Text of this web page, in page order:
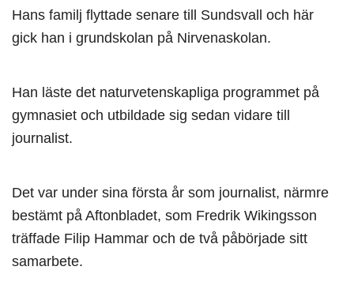
Hans familj flyttade senare till Sundsvall och här
gick han i grundskolan på Nirvenaskolan.
Han läste det naturvetenskapliga programmet på
gymnasiet och utbildade sig sedan vidare till
journalist.
Det var under sina första år som journalist, närmre
bestämt på Aftonbladet, som Fredrik Wikingsson
träffade Filip Hammar och de två påbörjade sitt
samarbete.